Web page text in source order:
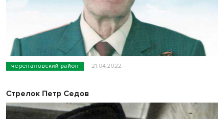
черепановский район 21.04.2022
Стрелок Петр Седов